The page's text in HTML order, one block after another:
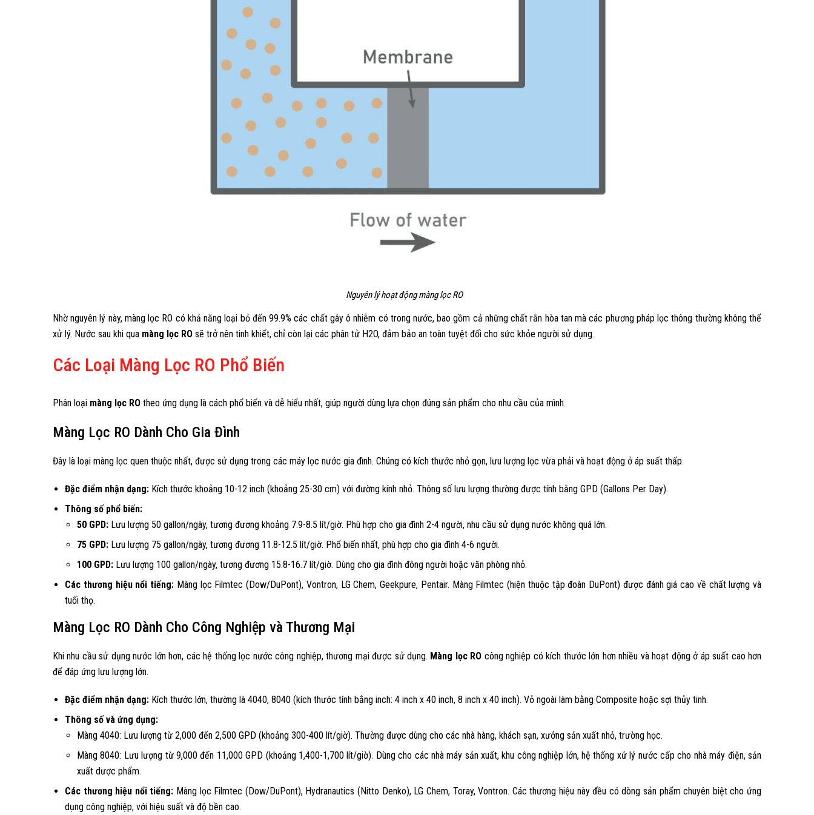
Nguyên lý hoạt động màng lọc RO
Nhờ nguyên lý này, màng lọc RO có khả năng loại bỏ đến 99.9% các chất gây ô nhiễm có trong nước, bao gồm cả những chất rắn hòa tan mà các phương pháp lọc thông thường không thể
xử lý. Nước sau khi qua màng lọc RO sẽ trở nên tinh khiết, chỉ còn lại các phân tử H2O, đảm bảo an toàn tuyệt đối cho sức khỏe người sử dụng.
Các Loại Màng Lọc RO Phổ Biến
Phân loại màng lọc RO theo ứng dụng là cách phổ biến và dễ hiểu nhất, giúp người dùng lựa chọn đúng sản phẩm cho nhu cầu của mình.
Màng Lọc RO Dành Cho Gia Đình
Đây là loại màng lọc quen thuộc nhất, được sử dụng trong các máy lọc nước gia đình. Chúng có kích thước nhỏ gọn, lưu lượng lọc vừa phải và hoạt động ở áp suất thấp.
Đặc điểm nhận dạng: Kích thước khoảng 10-12 inch (khoảng 25-30 cm) với đường kính nhỏ. Thông số lưu lượng thường được tính bằng GPD (Gallons Per Day).
Thông số phổ biến:
50 GPD: Lưu lượng 50 gallon/ngày, tương đương khoảng 7.9-8.5 lít/giờ. Phù hợp cho gia đình 2-4 người, nhu cầu sử dụng nước không quá lớn.
75 GPD: Lưu lượng 75 gallon/ngày, tương đương 11.8-12.5 lít/giờ. Phổ biến nhất, phù hợp cho gia đình 4-6 người.
100 GPD: Lưu lượng 100 gallon/ngày, tương đương 15.8-16.7 lít/giờ. Dùng cho gia đình đông người hoặc văn phòng nhỏ.
Các thương hiệu nổi tiếng: Màng lọc Filmtec (Dow/DuPont), Vontron, LG Chem, Geekpure, Pentair. Màng Filmtec (hiện thuộc tập đoàn DuPont) được đánh giá cao về chất lượng và
tuổi thọ.
Màng Lọc RO Dành Cho Công Nghiệp và Thương Mại
Khi nhu cầu sử dụng nước lớn hơn, các hệ thống lọc nước công nghiệp, thương mại được sử dụng. Màng lọc RO công nghiệp có kích thước lớn hơn nhiều và hoạt động ở áp suất cao hơn
để đáp ứng lưu lượng lớn.
Đặc điểm nhận dạng: Kích thước lớn, thường là 4040, 8040 (kích thước tính bằng inch: 4 inch x 40 inch, 8 inch x 40 inch). Vỏ ngoài làm bằng Composite hoặc sợi thủy tinh.
Thông số và ứng dụng:
Màng 4040: Lưu lượng từ 2,000 đến 2,500 GPD (khoảng 300-400 lít/giờ). Thường được dùng cho các nhà hàng, khách sạn, xưởng sản xuất nhỏ, trường học.
Màng 8040: Lưu lượng từ 9,000 đến 11,000 GPD (khoảng 1,400-1,700 lít/giờ). Dùng cho các nhà máy sản xuất, khu công nghiệp lớn, hệ thống xử lý nước cấp cho nhà máy điện, sản
xuất dược phẩm.
Các thương hiệu nổi tiếng: Màng lọc Filmtec (Dow/DuPont), Hydranautics (Nitto Denko), LG Chem, Toray, Vontron. Các thương hiệu này đều có dòng sản phẩm chuyên biệt cho ứng
dụng công nghiệp, với hiệu suất và độ bền cao.